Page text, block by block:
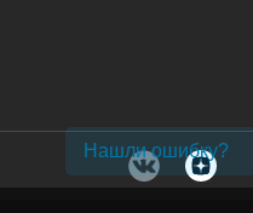
Нашли ошибку?